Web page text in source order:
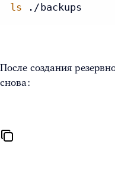
ls ./backups
После создания
снова: